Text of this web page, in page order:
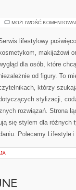
MOŻLIWOŚĆ
lifestylowy
kosmetykom, makijażowi
dla osób, które
od figury. To
którzy
stylizacji,
rozwiązań. Strona
się stylem dla różnych
Polecamy Lifestyle